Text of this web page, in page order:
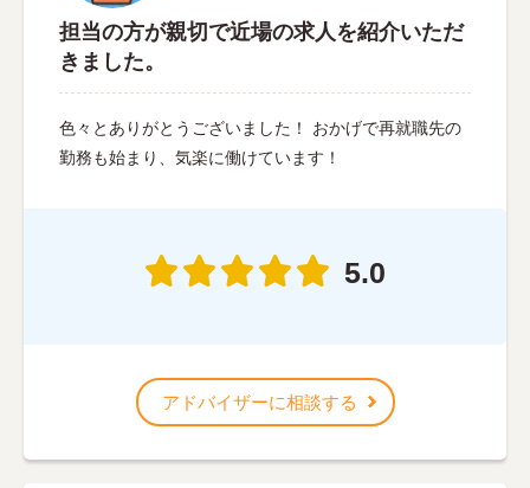
担当の方が親切で近場の求人を紹介いただ
きました。
色々とありがとうございました！ おかげで再就職先の
勤務も始まり、気楽に働けています！
5.0
アドバイザーに相談する